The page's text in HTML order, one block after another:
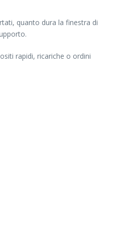
quanto dura la finestra di
rapidi, ricariche o ordini